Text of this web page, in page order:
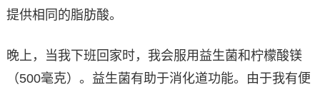
提供相同的脂肪酸。
晚上，当我下班回家时，我会服用益生菌和柠檬酸镁
（500毫克）。益生菌有助于消化道功能。由于我有便